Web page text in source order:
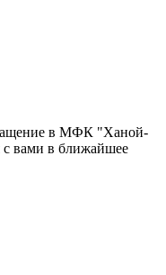
в МФК "Ханой-
вами в ближайшее